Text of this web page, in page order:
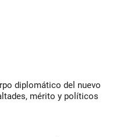
diplomático del nuevo
mérito y políticos